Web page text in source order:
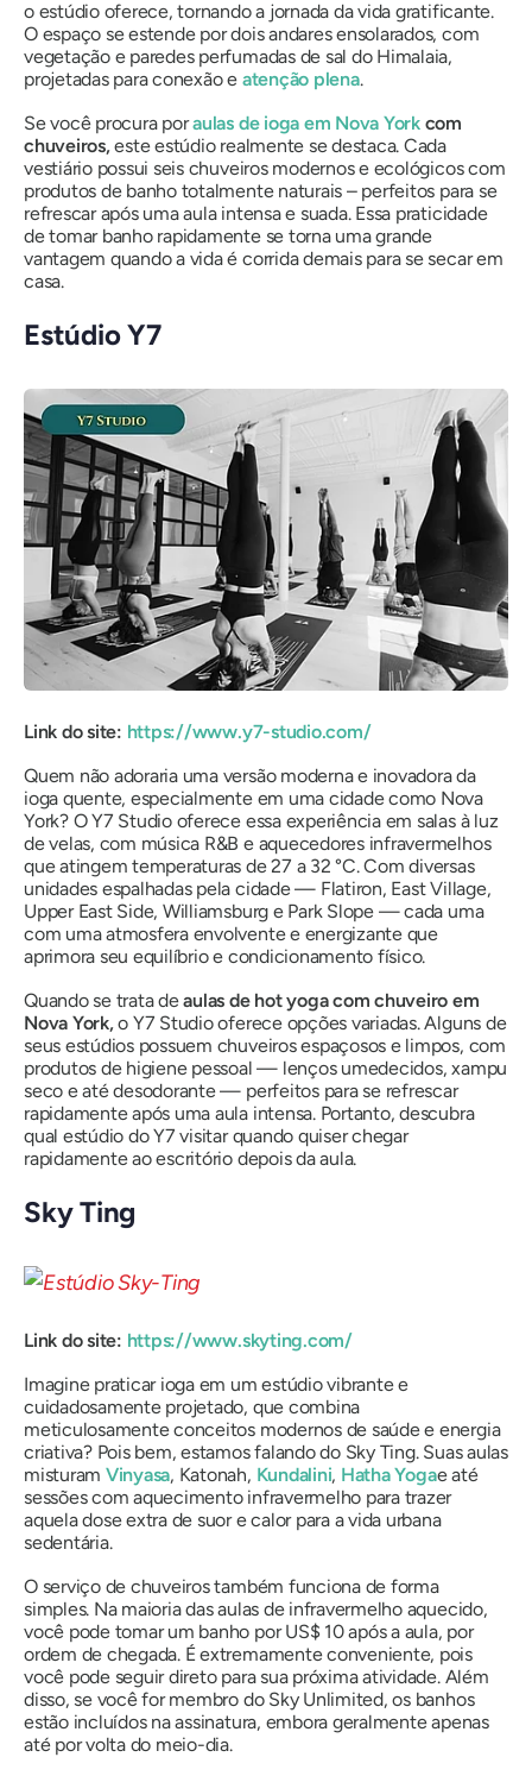
o estúdio oferece, tornando a jornada da vida gratificante.
O espaço se estende por dois andares ensolarados, com
vegetação e paredes perfumadas de sal do Himalaia,
projetadas para conexão e atenção plena.
Se você procura poraulas de ioga em Nova Yorkcom
chuveiros,este estúdio realmente se destaca. Cada
vestiário possui seis chuveiros modernos e ecológicos com
produtos de banho totalmente naturais – perfeitos para se
refrescar após uma aula intensa e suada. Essa praticidade
de tomar banho rapidamente se torna uma grande
vantagem quando a vida é corrida demais para se secar em
casa.
Estúdio Y7
Link do site: https://www.y7-studio.com/
Quem não adoraria uma versão moderna e inovadora da
ioga quente, especialmente em uma cidade como Nova
York? O Y7 Studio oferece essa experiência em salas à luz
de velas, com música R&B e aquecedores infravermelhos
que atingem temperaturas de 27 a 32 °C. Com diversas
unidades espalhadas pela cidade — Flatiron, East Village,
Upper East Side, Williamsburg e Park Slope — cada uma
com uma atmosfera envolvente e energizante que
aprimora seu equilíbrio e condicionamento físico.
Quando se trata deaulas de hot yoga com chuveiro em
Nova York,o Y7 Studio oferece opções variadas. Alguns de
seus estúdios possuem chuveiros espaçosos e limpos, com
produtos de higiene pessoal — lenços umedecidos, xampu
seco e até desodorante — perfeitos para se refrescar
rapidamente após uma aula intensa. Portanto, descubra
qual estúdio do Y7 visitar quando quiser chegar
rapidamente ao escritório depois da aula.
Sky Ting
Link do site: https://www.skyting.com/
Imagine praticar ioga em um estúdio vibrante e
cuidadosamente projetado, que combina
meticulosamente conceitos modernos de saúde e energia
criativa? Pois bem, estamos falando do Sky Ting. Suas aulas
misturam Vinyasa, Katonah, Kundalini, Hatha Yogae até
sessões com aquecimento infravermelho para trazer
aquela dose extra de suor e calor para a vida urbana
sedentária.
O serviço de chuveiros também funciona de forma
simples. Na maioria das aulas de infravermelho aquecido,
você pode tomar um banho por US$ 10 após a aula, por
ordem de chegada. É extremamente conveniente, pois
você pode seguir direto para sua próxima atividade. Além
disso, se você for membro do Sky Unlimited, os banhos
estão incluídos na assinatura, embora geralmente apenas
até por volta do meio-dia.